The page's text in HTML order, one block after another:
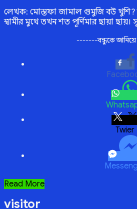
লেখক: মোস্তফা জামাল গুমুজি বউ
স্বামীর মুখে তখন শত পূর্ণিমার ছায়া
-------বন্ধুকে জানিয়ে
Twitter
সন্দেহের
Read More
visitor